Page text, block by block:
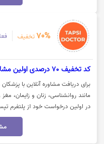
70% تخفیف
کد تخفیف 70 درصدی اولین مشاوره پزشکی آنلاین از تپسی دکتر
برای دریافت مشاوره آنلاین با
مانند روانشناسی، زنان و زایمان،
هزار تومان بهره‌مند شوید. جهت